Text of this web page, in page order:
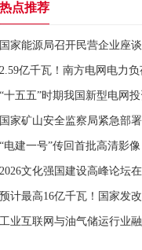
热点推荐
国家能源局召开民营企业座
2.59亿千瓦！南方电网电力
“十五五”时期我国新型电网投
国家矿山安全监察局紧急部
“电建一号”传回首批高清影像
2026文化强国建设高峰论坛
预计最高16亿千瓦！国家发
工业互联网与油气储运行业